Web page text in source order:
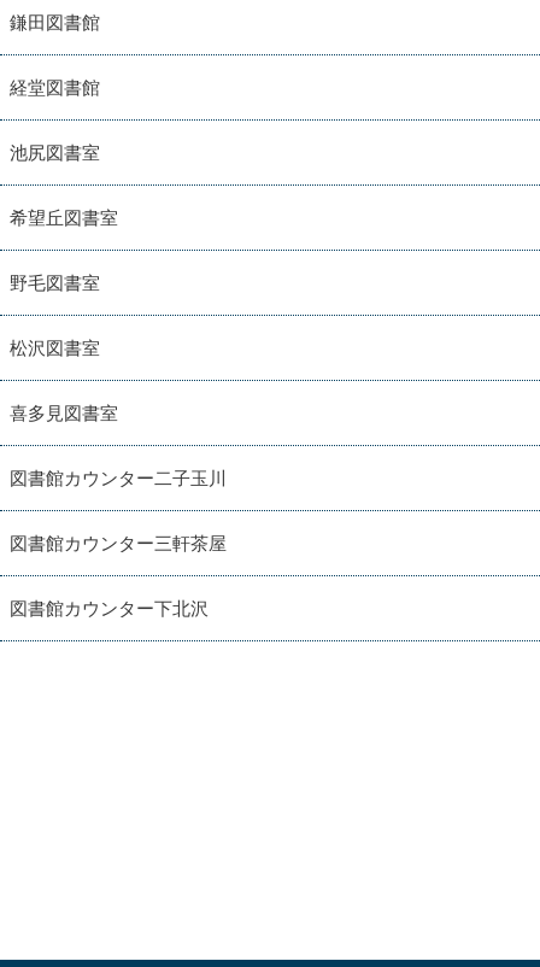
鎌田図書館
経堂図書館
池尻図書室
希望丘図書室
野毛図書室
松沢図書室
喜多見図書室
図書館カウンター二子玉川
図書館カウンター三軒茶屋
図書館カウンター下北沢